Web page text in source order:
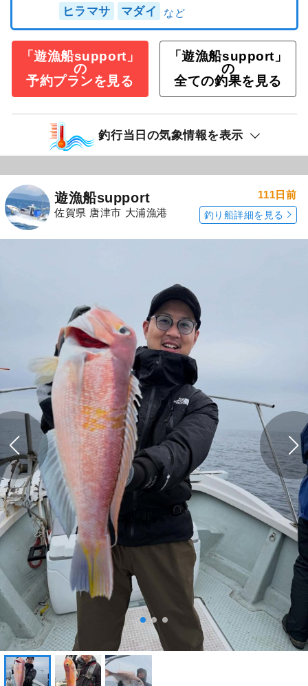
ヒラマサ マダイ
「遊漁船support」
の
予約プランを見る
「遊漁船support」
の
全ての釣果を見る
釣行当日の気象情報を表示
遊漁船support
佐賀県 唐津市 大浦漁港
111日前
釣り船詳細を見る